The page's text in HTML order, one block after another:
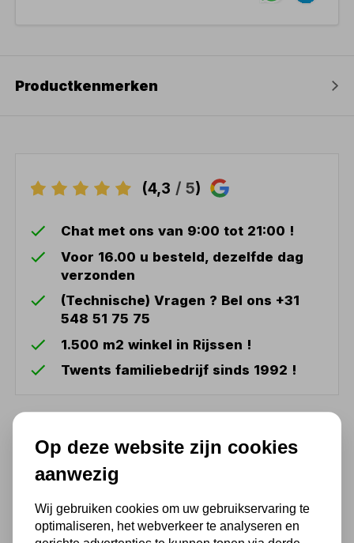
Productkenmerken
(4,3 / 5)
Chat met ons van 9:00 tot 21:00 !
Voor 16.00 u besteld, dezelfde dag
verzonden
(Technische) Vragen ? Bel ons +31
548 51 75 75
1.500 m2 winkel in Rijssen !
Twents familiebedrijf sinds 1992 !
9,56
7,90 excl. BTW
Op deze website zijn cookies
aanwezig
Wij gebruiken cookies om uw gebruikservaring te
optimaliseren, het webverkeer te analyseren en